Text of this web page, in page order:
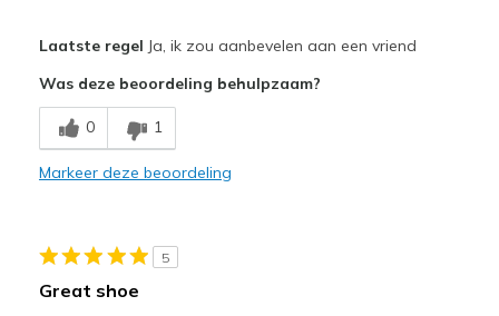
Beste toepassingen
Casual Wear
View On Shoes
Shoes are for Wearing
Laatste regel Ja, ik zou aanbevelen aan een vriend
Was deze beoordeling behulpzaam?
0 1
Markeer deze beoordeling
5
Great shoe